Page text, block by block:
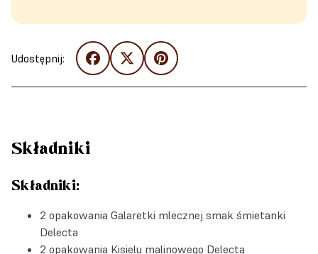
Udostępnij:
Składniki
Składniki:
2 opakowania Galaretki mlecznej smak śmietanki
Delecta
2 opakowania Kisielu malinowego Delecta